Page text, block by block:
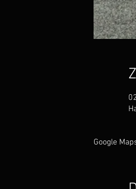
Google